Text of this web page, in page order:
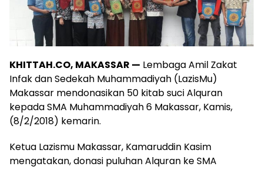
KHITTAH.CO, MAKASSAR — Lembaga Amil Zakat
Infak dan Sedekah Muhammadiyah (LazisMu)
Makassar mendonasikan 50 kitab suci Alquran
kepada SMA Muhammadiyah 6 Makassar, Kamis,
(8/2/2018) kemarin.
Ketua Lazismu Makassar, Kamaruddin Kasim
mengatakan, donasi puluhan Alquran ke SMA